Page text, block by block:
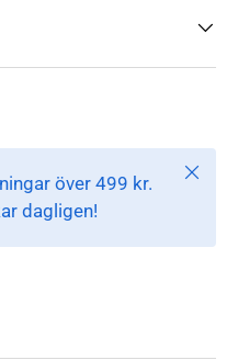
över 499 kr.
dagligen!
Stäng